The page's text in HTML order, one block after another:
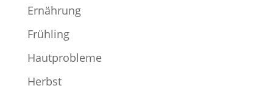
Ernährung
Frühling
Hautprobleme
Herbst